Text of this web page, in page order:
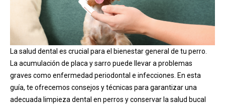
La salud dental es crucial para el bienestar general de tu perro.
La acumulación de placa y sarro puede llevar a problemas
graves como enfermedad periodontal e infecciones. En esta
guía, te ofrecemos consejos y técnicas para garantizar una
adecuada limpieza dental en perros y conservar la salud bucal